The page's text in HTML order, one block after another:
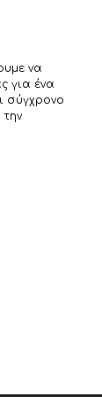
να
για ένα
σύγχρονο